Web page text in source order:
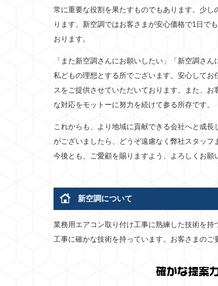
常に重要な役割を果たすものでもあります。少
ります。新空調ではお客さまが安心価格で1日で
おります。
「また新空調さんにお願いしたい」「新空調さ
私どもの理想とする所でございます。安心して
スをご提供させていただいております。また、
な対応をモットーに努力を続けて参る所存です。
これからも、より地域に貢献できる会社へと成
がございましたら、どうぞ遠慮なく弊社スタッ
今後とも、ご愛顧を賜りますよう、よろしくお願
新空調について
業務用エアコン取り付け工事に熟練した技術を
工事に確かな技術を持っています。お客さまの
確かな提案